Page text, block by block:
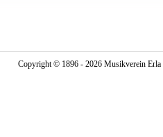
Copyright © 1896 - 2026 Musikverein Erla